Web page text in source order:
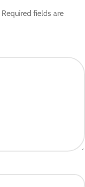
Required fields are